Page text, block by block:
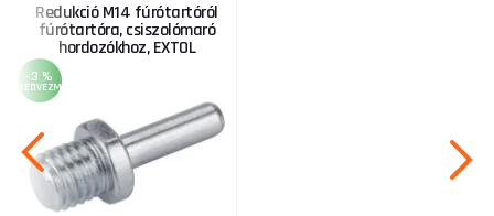
Redukció M14 fúrótartóról
fúrótartóra, csiszolómaró
hordozókhoz, EXTOL
-3 %
KEDVEZMÉNY